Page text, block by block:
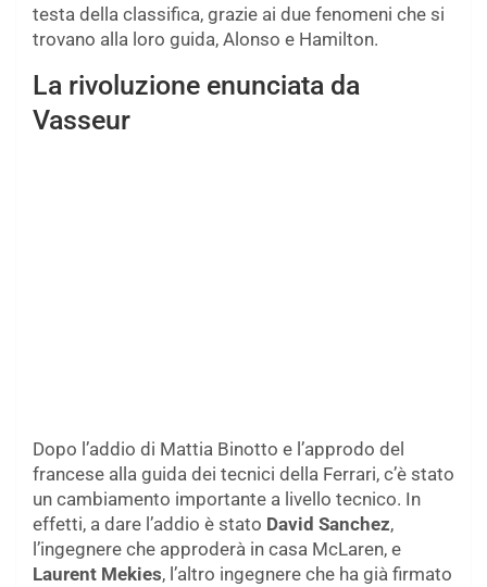
testa della classifica, grazie ai due fenomeni che si
trovano alla loro guida, Alonso e Hamilton.
La rivoluzione enunciata da
Vasseur
Dopo l’addio di Mattia Binotto e l’approdo del
francese alla guida dei tecnici della Ferrari, c’è stato
un cambiamento importante a livello tecnico. In
effetti, a dare l’addio è stato David Sanchez,
l’ingegnere che approderà in casa McLaren, e
Laurent Mekies, l’altro ingegnere che ha già firmato